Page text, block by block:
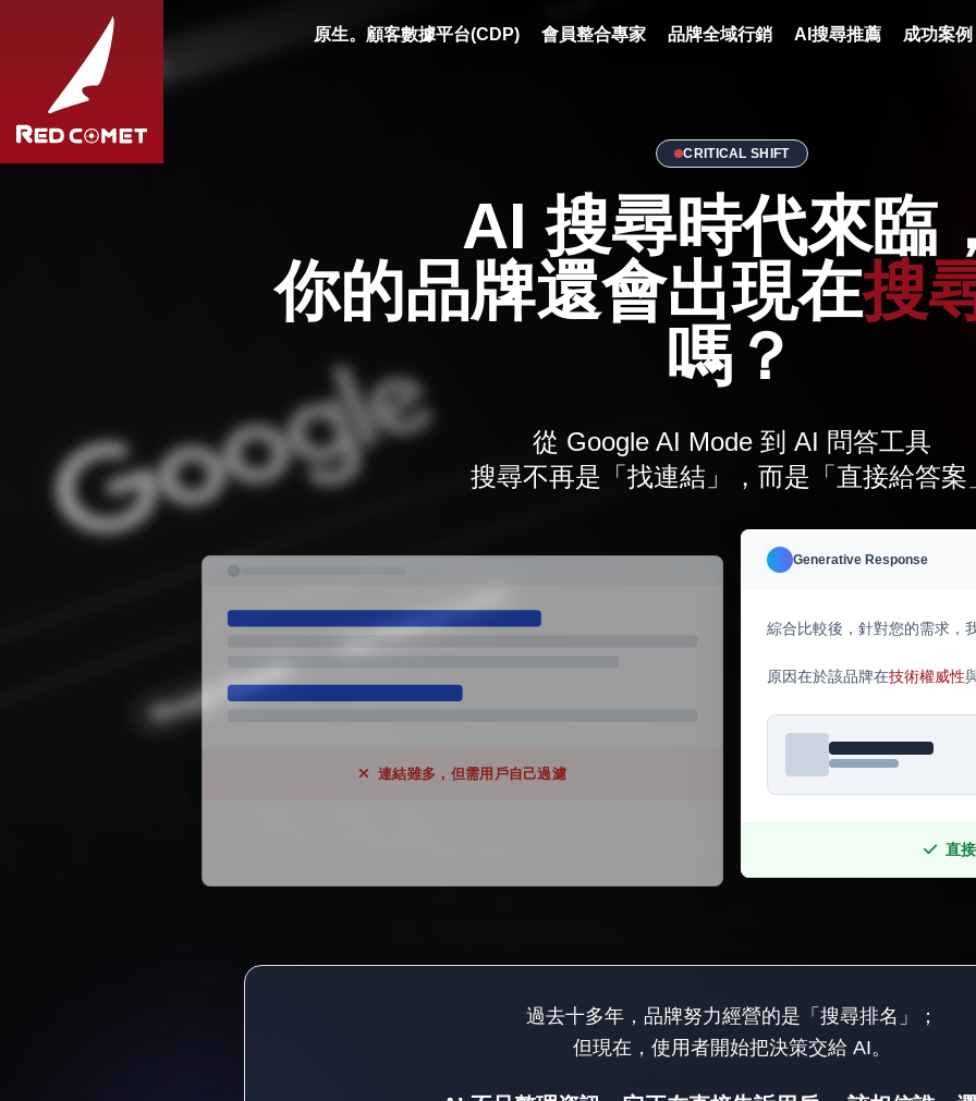
原生。顧客數據平台(CDP) 會員整合專家 品牌全域行銷 AI搜尋推薦 成功案例
CRITICAL SHIFT
AI 搜尋時代來臨
你的品牌還會出現在搜
嗎？
從 Google AI Mode 到 AI 問答工具
搜尋不再是「找連結」，而是「直接給答案
連結雖多，但需用戶自己過濾
Generative Response
綜合比較後，針對您的需求，
原因在於該品牌在技術權威性
直
過去十多年，品牌努力經營的是「搜尋排名」；
但現在，使用者開始把決策交給 AI。